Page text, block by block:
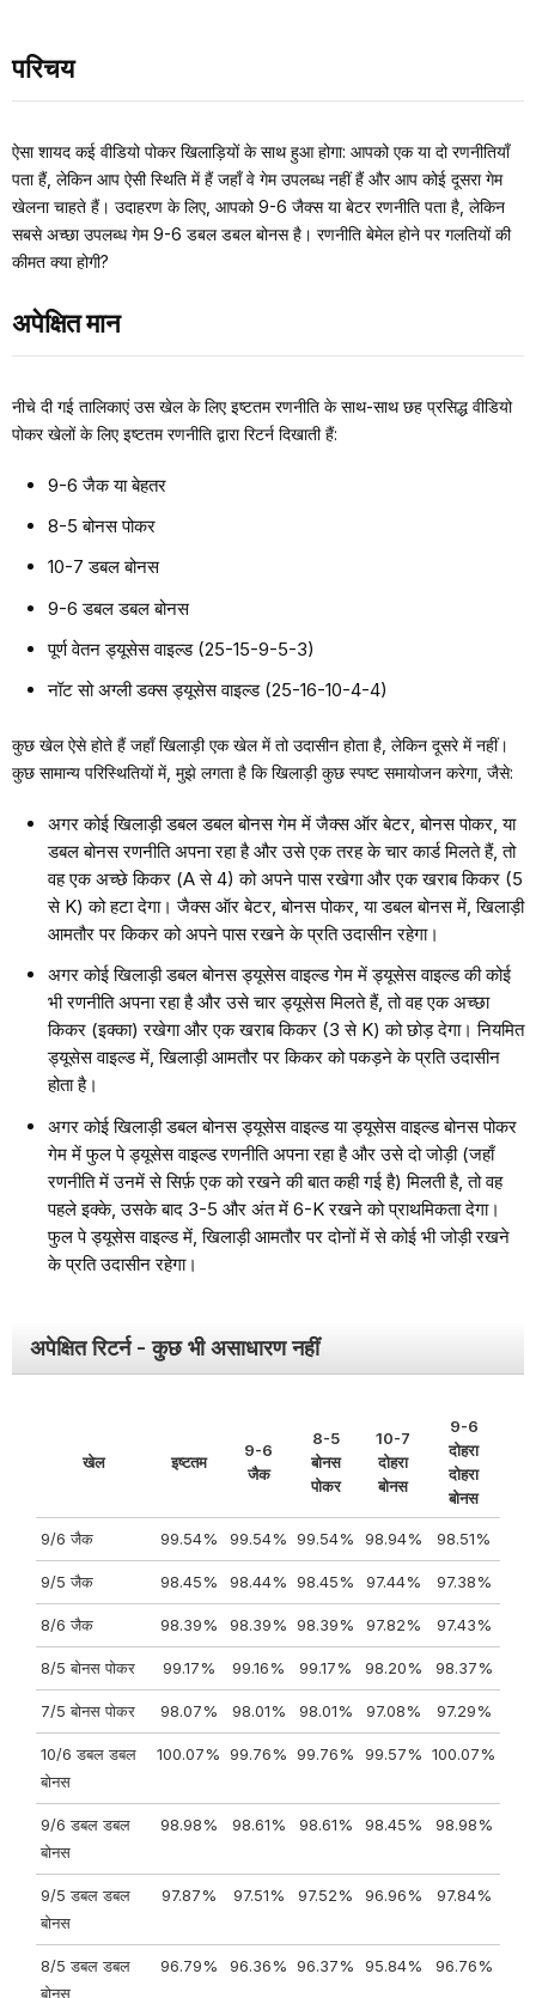
परिचय
ऐसा शायद कई वीडियो पोकर खिलाड़ियों के साथ हुआ होगा: आपको एक या दो रणनीतियाँ
पता हैं, लेकिन आप ऐसी स्थिति में हैं जहाँ वे गेम उपलब्ध नहीं हैं और आप कोई दूसरा गेम
खेलना चाहते हैं। उदाहरण के लिए, आपको 9-6 जैक्स या बेटर रणनीति पता है, लेकिन
सबसे अच्छा उपलब्ध गेम 9-6 डबल डबल बोनस है। रणनीति बेमेल होने पर गलतियों की
कीमत क्या होगी?
अपेक्षित मान
नीचे दी गई तालिकाएं उस खेल के लिए इष्टतम रणनीति के साथ-साथ छह प्रसिद्ध वीडियो
पोकर खेलों के लिए इष्टतम रणनीति द्वारा रिटर्न दिखाती हैं:
9-6 जैक या बेहतर
8-5 बोनस पोकर
10-7 डबल बोनस
9-6 डबल डबल बोनस
पूर्ण वेतन ड्यूसेस वाइल्ड (25-15-9-5-3)
नॉट सो अग्ली डक्स ड्यूसेस वाइल्ड (25-16-10-4-4)
कुछ खेल ऐसे होते हैं जहाँ खिलाड़ी एक खेल में तो उदासीन होता है, लेकिन दूसरे में नहीं।
कुछ सामान्य परिस्थितियों में, मुझे लगता है कि खिलाड़ी कुछ स्पष्ट समायोजन करेगा, जैसे:
अगर कोई खिलाड़ी डबल डबल बोनस गेम में जैक्स ऑर बेटर, बोनस पोकर, या
डबल बोनस रणनीति अपना रहा है और उसे एक तरह के चार कार्ड मिलते हैं, तो
वह एक अच्छे किकर (A से 4) को अपने पास रखेगा और एक खराब किकर (5
से K) को हटा देगा। जैक्स ऑर बेटर, बोनस पोकर, या डबल बोनस में, खिलाड़ी
आमतौर पर किकर को अपने पास रखने के प्रति उदासीन रहेगा।
अगर कोई खिलाड़ी डबल बोनस ड्यूसेस वाइल्ड गेम में ड्यूसेस वाइल्ड की कोई
भी रणनीति अपना रहा है और उसे चार ड्यूसेस मिलते हैं, तो वह एक अच्छा
किकर (इक्का) रखेगा और एक खराब किकर (3 से K) को छोड़ देगा। नियमित
ड्यूसेस वाइल्ड में, खिलाड़ी आमतौर पर किकर को पकड़ने के प्रति उदासीन
होता है।
अगर कोई खिलाड़ी डबल बोनस ड्यूसेस वाइल्ड या ड्यूसेस वाइल्ड बोनस पोकर
गेम में फुल पे ड्यूसेस वाइल्ड रणनीति अपना रहा है और उसे दो जोड़ी (जहाँ
रणनीति में उनमें से सिर्फ़ एक को रखने की बात कही गई है) मिलती है, तो वह
पहले इक्के, उसके बाद 3-5 और अंत में 6-K रखने को प्राथमिकता देगा।
फुल पे ड्यूसेस वाइल्ड में, खिलाड़ी आमतौर पर दोनों में से कोई भी जोड़ी रखने
के प्रति उदासीन रहेगा।
अपेक्षित रिटर्न - कुछ भी असाधारण नहीं
खेल इष्टतम
9-6
जैक
8-5
बोनस
पोकर
10-7
दोहरा
बोनस
9-6
दोहरा
दोहरा
बोनस
9/6 जैक 99.54% 99.54% 99.54% 98.94% 98.51%
9/5 जैक 98.45% 98.44% 98.45% 97.44% 97.38%
8/6 जैक 98.39% 98.39% 98.39% 97.82% 97.43%
8/5 बोनस पोकर 99.17% 99.16% 99.17% 98.20% 98.37%
7/5 बोनस पोकर 98.07% 98.01% 98.01% 97.08% 97.29%
10/6 डबल डबल
बोनस
100.07% 99.76% 99.76% 99.57% 100.07%
9/6 डबल डबल
बोनस
98.98% 98.61% 98.61% 98.45% 98.98%
9/5 डबल डबल
बोनस
97.87% 97.51% 97.52% 96.96% 97.84%
8/5 डबल डबल
बोनस
96.79% 96.36% 96.37% 95.84% 96.76%